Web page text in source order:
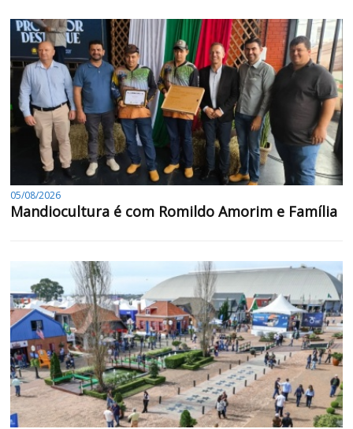
05/08/2026
Mandiocultura é com Romildo Amorim e Família